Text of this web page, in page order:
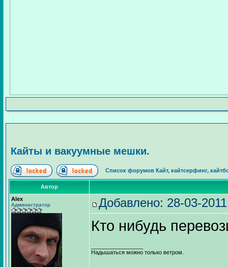
Кайты и вакуумные мешки.
Список форумов Кайт, кайтсерфинг,
Автор
Alex
Администратор Добавлено: 28-03-
Кто нибудь
Надышаться можно только ветром.